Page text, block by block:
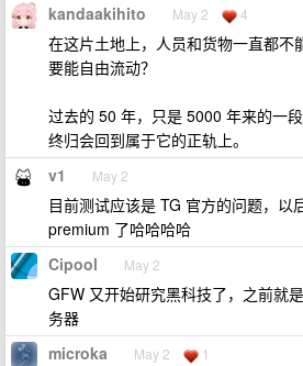
kandaakihito May 2 4
在这片土地上，人员和货物一直都不
要能自由流动？
过去的 50 年，只是 5000 年来的一
终归会回到属于它的正轨上。
v1 May 2
目前测试应该是 TG 官方的问题，以
premium 了哈哈哈哈
Cipool May 2
GFW 又开始研究黑科技了，之前就
务器
microka May 2 1